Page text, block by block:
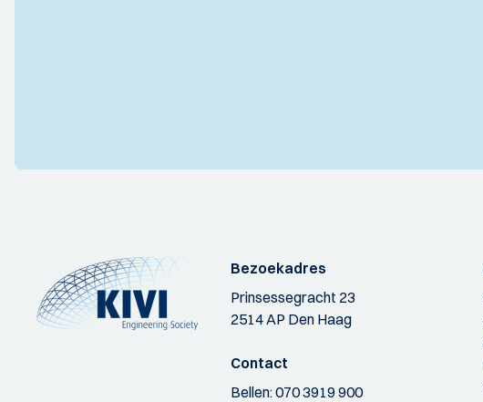
Bezoekadres
Prinsessegracht 23
2514 AP Den Haag
Contact
Bellen:070 3919 900